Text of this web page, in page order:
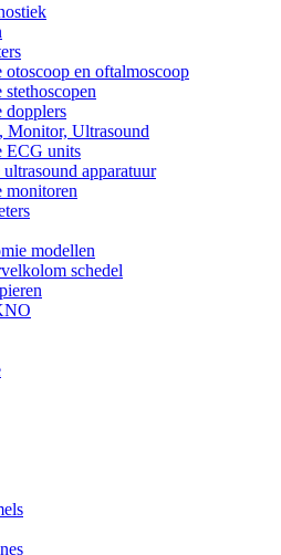
otoscoop en oftalmoscoop
stethoscopen
dopplers
Monitor, Ultrasound
ECG units
apparatuur
monitoren
modellen
schedel